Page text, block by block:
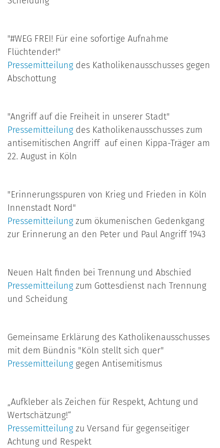
"#WEG FREI! Für eine sofortige Aufnahme
Flüchtender!"
Pressemitteilung des Katholikenausschusses gegen
Abschottung
"Angriff auf die Freiheit in unserer Stadt"
Pressemitteilung des Katholikenausschusses zum
antisemitischen Angriff auf einen Kippa-Träger am
22. August in Köln
"Erinnerungsspuren von Krieg und Frieden in Köln
Innenstadt Nord"
Pressemitteilung zum ökumenischen Gedenkgang
zur Erinnerung an den Peter und Paul Angriff 1943
Neuen Halt finden bei Trennung und Abschied
Pressemitteilung zum Gottesdienst nach Trennung
und Scheidung
Gemeinsame Erklärung des Katholikenausschusses
mit dem Bündnis "Köln stellt sich quer"
Pressemitteilung gegen Antisemitismus
„Aufkleber als Zeichen für Respekt, Achtung und
Wertschätzung!“
Pressemitteilung zu Versand für gegenseitiger
Achtung und Respekt